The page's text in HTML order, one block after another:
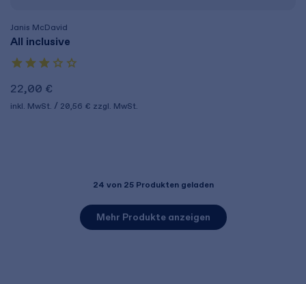
Janis McDavid
All inclusive
22,00 €
inkl. MwSt. 20,56 € zzgl. MwSt.
24 von 25 Produkten geladen
Mehr Produkte anzeigen